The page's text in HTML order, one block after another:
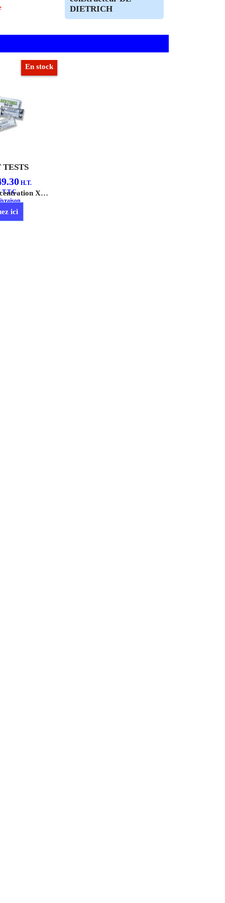
DIETRICH
En stock
TESTS
H.T.
T.T.C.
Le Test de Concentration X100, facile à utiliser, permet de vérifier le bon dosage de Sentinel X100 dans l'installation.
ici